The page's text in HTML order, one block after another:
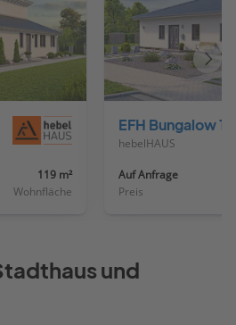
119 m²
Wohnfläche
EFH Bungalow
hebelHAUS
Auf Anfrage
Preis
und